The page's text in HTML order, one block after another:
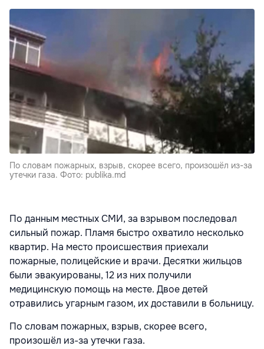
По словам пожарных, взрыв, скорее всего, произошёл из-за
утечки газа. Фото: publika.md
По данным местных СМИ, за взрывом последовал
сильный пожар. Пламя быстро охватило несколько
квартир. На место происшествия приехали
пожарные, полицейские и врачи. Десятки жильцов
были эвакуированы, 12 из них получили
медицинскую помощь на месте. Двое детей
отравились угарным газом, их доставили в больницу.
По словам пожарных, взрыв, скорее всего,
произошёл из-за утечки газа.